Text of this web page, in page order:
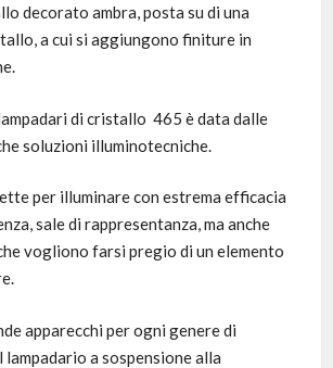
decorato ambra, posta su di una
a cui si aggiungono finiture in
di cristallo 465 è data dalle
soluzioni illuminotecniche.
per illuminare con estrema efficacia
sale di rappresentanza, ma anche
vogliono farsi pregio di un elemento
apparecchi per ogni genere di
lampadario a sospensione alla